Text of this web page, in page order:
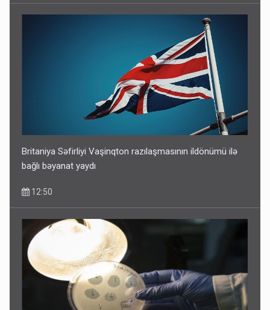
Britaniya Səfirliyi Vaşinqton razılaşmasının ildönümü ilə
bağlı bəyanat yaydı
12:50